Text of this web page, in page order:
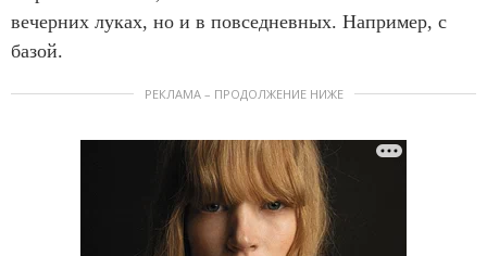
вечерних луках, но и в повседневных. Например, с
базой.
РЕКЛАМА – ПРОДОЛЖЕНИЕ НИЖЕ